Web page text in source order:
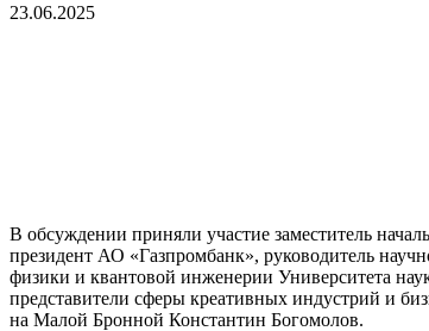
23.06.2025
В обсуждении приняли участие заместитель
президент АО «Газпромбанк», руководитель
физики и квантовой инженерии Университета
представители сферы креативных индустрий и
на Малой Бронной Константин Богомолов.